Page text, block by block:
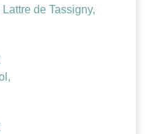
de Tassigny,